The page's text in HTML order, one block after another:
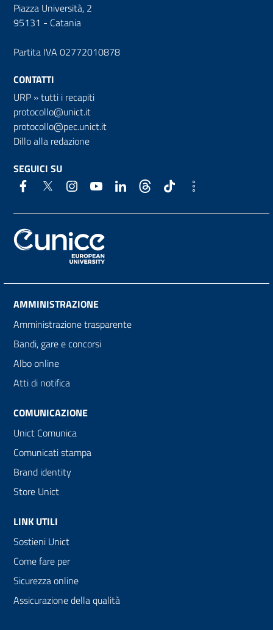
Piazza Università, 2
95131 - Catania
Partita IVA 02772010878
CONTATTI
URP »tutti i recapiti
protocollo@unict.it
protocollo@pec.unict.it
Dillo alla redazione
SEGUICI SU
AMMINISTRAZIONE
Amministrazione trasparente
Bandi, gare e concorsi
Albo online
Atti di notifica
COMUNICAZIONE
Unict Comunica
Comunicati stampa
Brand identity
Store Unict
LINK UTILI
Sostieni Unict
Come fare per
Sicurezza online
Assicurazione della qualità